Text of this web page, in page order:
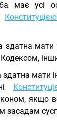
має усі
здатна мати
мати
якщо
засадам